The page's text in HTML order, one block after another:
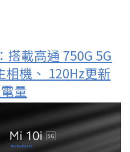
搭載高通 750G 5G
相機、 120Hz更新
量